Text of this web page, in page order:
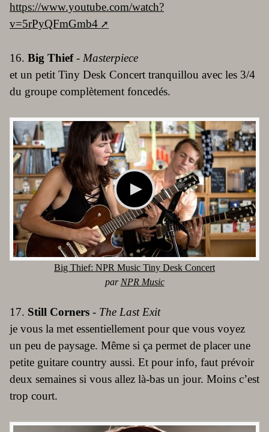
https://www.youtube.com/watch?
v=5rPyQFmGmb4
16. Big Thief- Masterpiece
et un petit Tiny Desk Concert tranquillou avec les 3/4
du groupe complètement foncedés.
Big Thief: NPR Music Tiny Desk Concert
par NPR Music
17. Still Corners - The Last Exit
je vous la met essentiellement pour que vous voyez
un peu de paysage. Même si ça permet de placer une
petite guitare country aussi. Et pour info, faut prévoir
deux semaines si vous allez là-bas un jour. Moins c’est
trop court.